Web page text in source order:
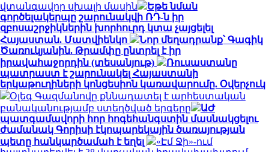
վտանգավոր սխալի մասին
Եթե նման
գործելակերպը շարունակվի ՌԴ-ն իր
զբոսաշրջիկներին խորհուրդ կտա չայցելել
Հայաստան. Մատվիենկո
Նոր մեղադրանք՝ Գագիկ
Ծառուկյանին. Թրամփը ընտրել է իր
իրավահաջորդին (տեսանյութ)
Ռուսաստանը
պատրաստ է շարունակել Հայաստանի
երկաթուղիների կոնցեսիոն կառավարումը. Օվերչուկ
Օլեգ Գազմանովը քննադատել է արհեստական
բանականությամբ ստեղծված երգերը
ԱԺ
պատգամավորի հոր հոգեհանգստին մասնակցելու
ժամանակ Գորիսի էկոպարեկային ծառայության
պետը հանկարծամահ է եղել
«Էմ Ջի»-ում